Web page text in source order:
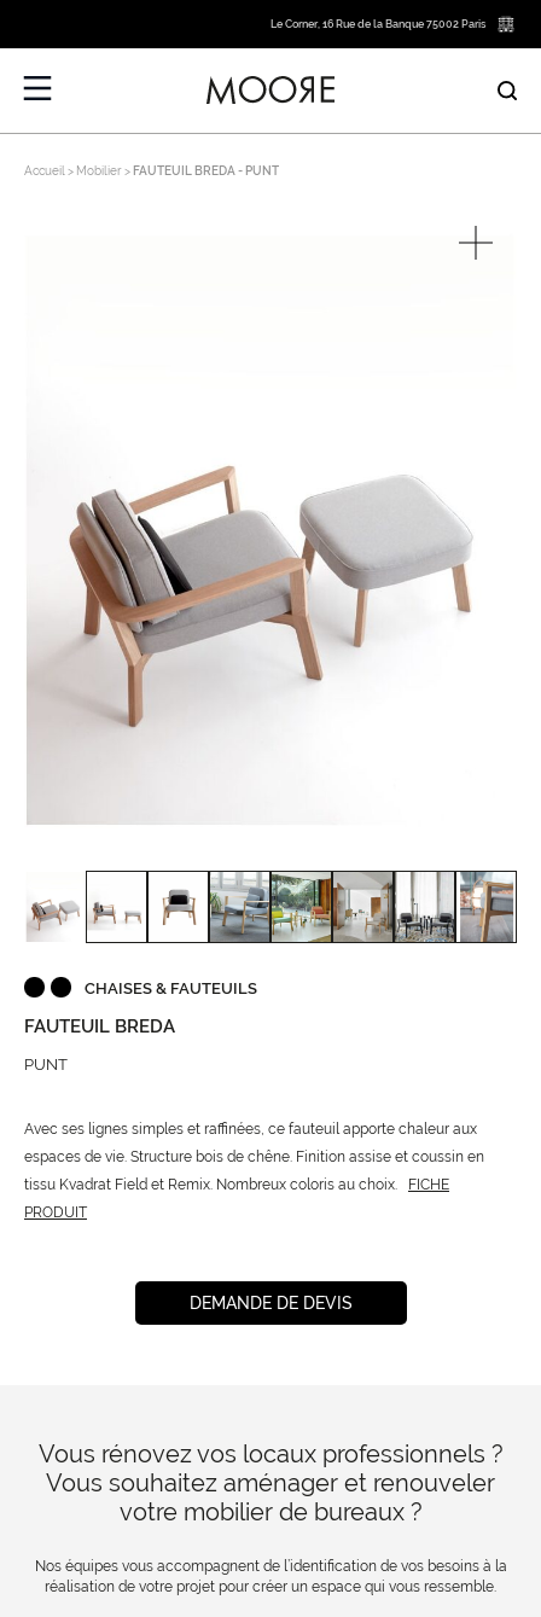
Le Corner, 16 Rue de la Banque 75002 Paris
Accueil Mobilier FAUTEUIL BREDA - PUNT
CHAISES & FAUTEUILS
FAUTEUIL BREDA
PUNT
Avec ses lignes simples et raffinées, ce fauteuil apporte chaleur aux
espaces de vie. Structure bois de chêne. Finition assise et coussin en
tissu Kvadrat Field et Remix. Nombreux coloris au choix. FICHE
PRODUIT
DEMANDE DE DEVIS
Vous rénovez vos locaux professionnels ?
Vous souhaitez aménager et renouveler
votre mobilier de bureaux ?
Nos équipes vous accompagnent de l’identification de vos besoins à la
réalisation de votre projet pour créer un espace qui vous ressemble.